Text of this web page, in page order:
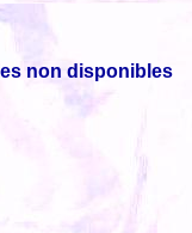
non disponibles